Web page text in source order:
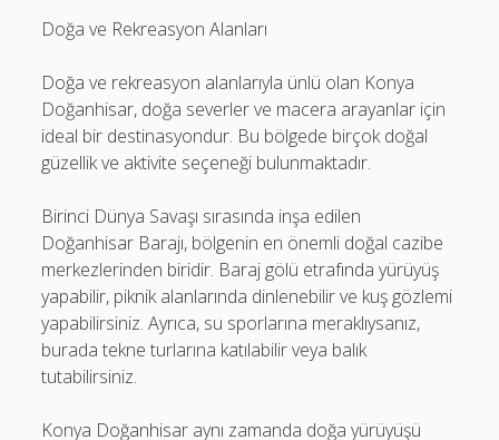
Doğa ve Rekreasyon Alanları
Doğa ve rekreasyon alanlarıyla ünlü olan Konya
Doğanhisar, doğa severler ve macera arayanlar için
ideal bir destinasyondur. Bu bölgede birçok doğal
güzellik ve aktivite seçeneği bulunmaktadır.
Birinci Dünya Savaşı sırasında inşa edilen
Doğanhisar Barajı, bölgenin en önemli doğal cazibe
merkezlerinden biridir. Baraj gölü etrafında yürüyüş
yapabilir, piknik alanlarında dinlenebilir ve kuş gözlemi
yapabilirsiniz. Ayrıca, su sporlarına meraklıysanız,
burada tekne turlarına katılabilir veya balık
tutabilirsiniz.
Konya Doğanhisar aynı zamanda doğa yürüyüşü